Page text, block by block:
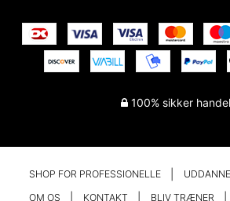
100% sikker handel
SHOP FOR PROFESSIONELLE
OM OS KONTAKT BLIV TRÆNER